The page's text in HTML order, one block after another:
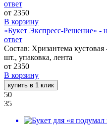
ответ
от 2350
В корзину
«Букет Экспресс-Решение» -
ответ
Состав: Хризантема
шт., упаковка, лента
от 2350
В корзину
купить в 1 клик
50
35